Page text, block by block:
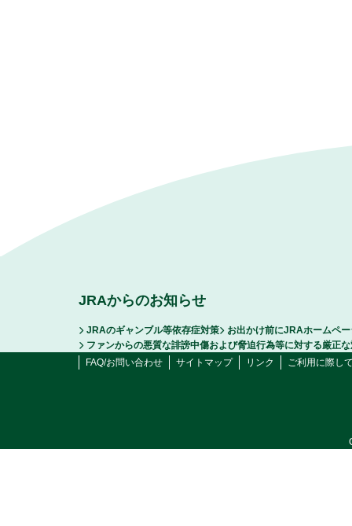
JRAからのお知らせ
JRAのギャンブル等依存症対策
お出かけ前にJRAホームペ
ファンからの悪質な誹謗中傷および脅迫行為等に対する厳正
FAQ/お問い合わせ
サイトマップ リンク ご利用に際し